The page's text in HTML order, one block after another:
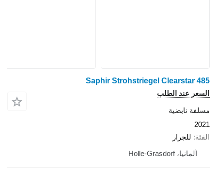
Saphir Strohstriegel Clearstar 485
السعر عند الطلب
مسلفة نابضية
2021
الفئة للجرار
ألمانيا، Holle-Grasdorf